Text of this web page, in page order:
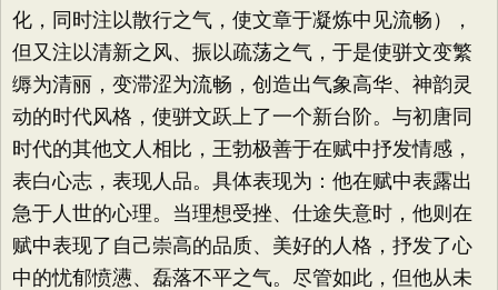
化，同时注以散行之气，使文章于凝炼中见流畅），
但又注以清新之风、振以疏荡之气，于是使骈文变繁
缛为清丽，变滞涩为流畅，创造出气象高华、神韵灵
动的时代风格，使骈文跃上了一个新台阶。与初唐同
时代的其他文人相比，王勃极善于在赋中抒发情感，
表白心志，表现人品。具体表现为：他在赋中表露出
急于人世的心理。当理想受挫、仕途失意时，他则在
赋中表现了自己崇高的品质、美好的人格，抒发了心
中的忧郁愤懑、磊落不平之气。尽管如此，但他从未